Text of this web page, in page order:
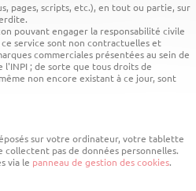
pages, scripts, etc.), en tout ou partie, sur
pouvant engager la responsabilité civile
service sont non contractuelles et
commerciales présentées au sein de
; de sorte que tous droits de
non encore existant à ce jour, sont
sur votre ordinateur, votre tablette
pas de données personnelles.
via le panneau de gestion des cookies.